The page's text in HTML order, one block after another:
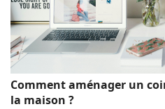
Comment aménager un
la maison ?